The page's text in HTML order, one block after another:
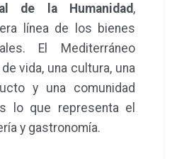
de la Humanidad ,
línea de los bienes
El Mediterráneo
vida, una cultura, una
y una comunidad
lo que representa el
y gastronomía.